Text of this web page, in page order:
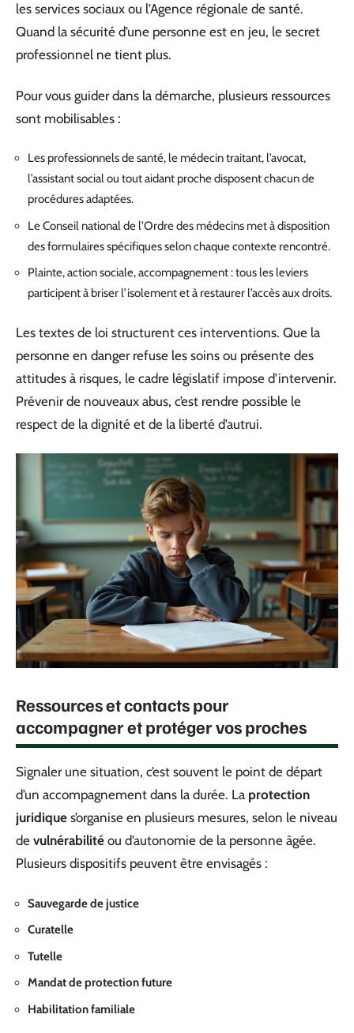
les services sociaux ou l’Agence régionale de santé.
Quand la sécurité d’une personne est en jeu, le secret
professionnel ne tient plus.
Pour vous guider dans la démarche, plusieurs ressources
sont mobilisables :
Les professionnels de santé, le médecin traitant, l’avocat,
l’assistant social ou tout aidant proche disposent chacun de
procédures adaptées.
Le Conseil national de l’Ordre des médecins met à disposition
des formulaires spécifiques selon chaque contexte rencontré.
Plainte, action sociale, accompagnement : tous les leviers
participent à briser l’isolement et à restaurer l’accès aux droits.
Les textes de loi structurent ces interventions. Que la
personne en danger refuse les soins ou présente des
attitudes à risques, le cadre législatif impose d’intervenir.
Prévenir de nouveaux abus, c’est rendre possible le
respect de la dignité et de la liberté d’autrui.
Ressources et contacts pour
accompagner et protéger vos proches
Signaler une situation, c’est souvent le point de départ
d’un accompagnement dans la durée. La protection
juridique s’organise en plusieurs mesures, selon le niveau
de vulnérabilité ou d’autonomie de la personne âgée.
Plusieurs dispositifs peuvent être envisagés :
Sauvegarde de justice
Curatelle
Tutelle
Mandat de protection future
Habilitation familiale